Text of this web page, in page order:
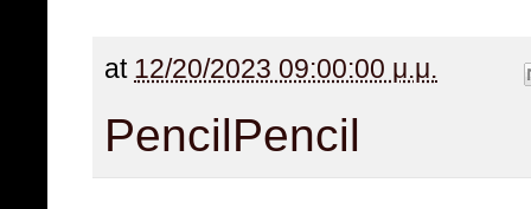
at 12/20/2023 09:00:00 μ.μ.
PencilPencil